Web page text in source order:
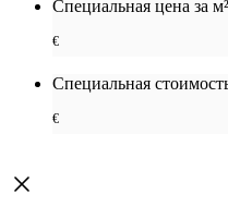
Специальная цена за
€
Специальная
€